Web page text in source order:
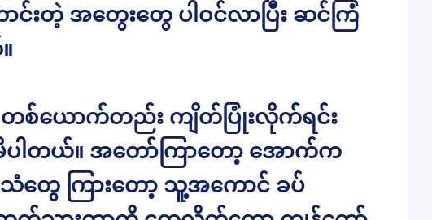
င်းတဲ့ အတွေးတွေ ပါဝင်လာပြီး ဆင်ကြံ
တစ်ယောက်တည်း ကျိတ်ပြုံးလိုက်ရင်း
ါတယ်။ အတော်ကြာတော့ အောက်က
ေ ကြားတော့ သူ့အကောင် ခပ်